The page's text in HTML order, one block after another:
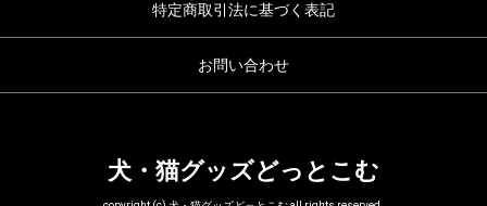
特定商取引法に基づく表記
お問い合わせ
犬・猫グッズどっとこむ